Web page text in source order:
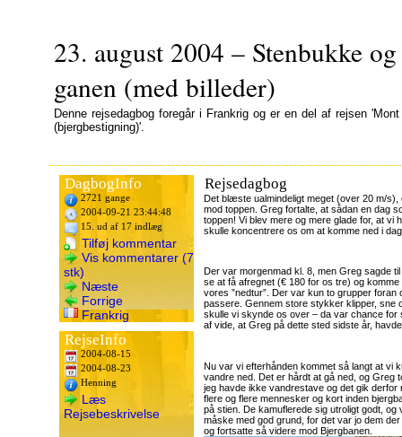
23. august 2004 – Stenbukke
ganen (med billeder)
Denne rejsedagbog foregår i Frankrig og er en del af rejsen
(bjergbestigning)'.
DagbogInfo
2721 gange
2004-09-21 23:44:48
15. ud af 17 indlæg
Tilføj kommentar
Vis kommentarer (7
stk)
Næste
Forrige
Frankrig
RejseInfo
2004-08-15
2004-08-23
Henning
Læs
Rejsebeskrivelse
Rejsedagbog
Det blæste ualmindeligt meget (over 20 m/
mod toppen. Greg fortalte, at sådan en dag
toppen! Vi blev mere og mere glade for, at vi
skulle koncentrere os om at komme ned i
Der var morgenmad kl. 8, men Greg sagde
se at få afregnet (€ 180 for os tre) og
vores ”nedtur”. Der var kun to grupper
passere. Gennem store stykker klipper, sne
skulle vi skynde os over – da var chance
af vide, at Greg på dette sted sidste år,
Nu var vi efterhånden kommet så langt at vi
vandre ned. Det er hårdt at gå ned, og Greg
jeg havde ikke vandrestave og det gik
flere og flere mennesker og kort inden
på stien. De kamuflerede sig utroligt godt,
måske med god grund, for det var jo dem
og fortsatte så videre mod Bjergbanen.